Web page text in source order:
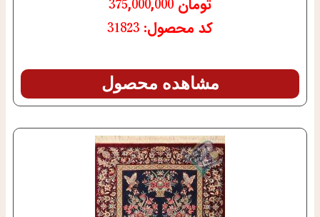
تومان
کد محصول: 31823
مشاهده محصول